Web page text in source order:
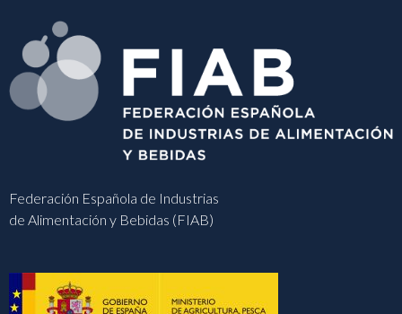
Federación Española de Industrias
de Alimentación y Bebidas (FIAB)